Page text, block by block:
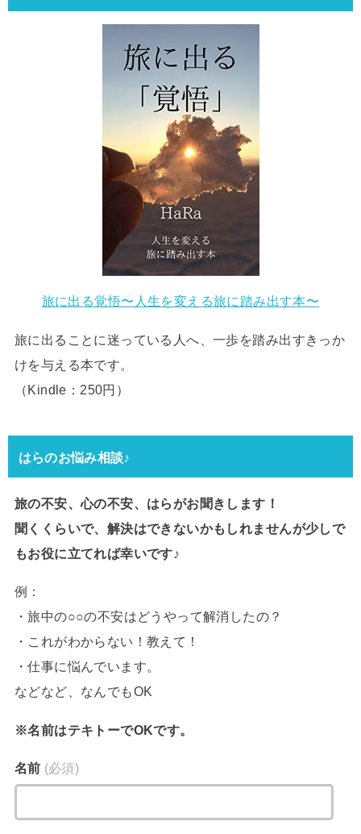
旅に出る覚悟〜人生を変える旅に踏み出す本〜
旅に出ることに迷っている人へ、一歩を踏み出すきっか
けを与える本です。
（Kindle：250円）
はらのお悩み相談♪
旅の不安、心の不安、はらがお聞きします！
聞くくらいで、解決はできないかもしれませんが少しで
もお役に立てれば幸いです♪
例：
・旅中の○○の不安はどうやって解消したの？
・これがわからない！教えて！
・仕事に悩んでいます。
などなど、なんでもOK
※名前はテキトーでOKです。
名前 (必須)